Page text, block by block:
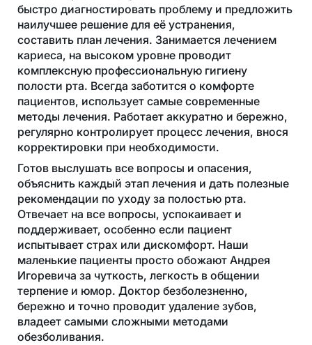
быстро диагностировать проблему и предложить
наилучшее решение для её устранения,
составить план лечения. Занимается лечением
кариеса, на высоком уровне проводит
комплексную профессиональную гигиену
полости рта. Всегда заботится о комфорте
пациентов, использует самые современные
методы лечения. Работает аккуратно и бережно,
регулярно контролирует процесс лечения, внося
корректировки при необходимости.
Готов выслушать все вопросы и опасения,
объяснить каждый этап лечения и дать полезные
рекомендации по уходу за полостью рта.
Отвечает на все вопросы, успокаивает и
поддерживает, особенно если пациент
испытывает страх или дискомфорт. Наши
маленькие пациенты просто обожают Андрея
Игоревича за чуткость, легкость в общении
терпение и юмор. Доктор безболезненно,
бережно и точно проводит удаление зубов,
владеет самыми сложными методами
обезболивания.